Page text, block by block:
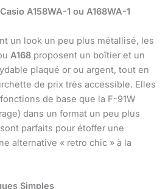
A158WA-1 ou A168WA-1
un look un peu plus métallisé, les
A168 proposent un boîtier et un
plaqué or ou argent, tout en
de prix très accessible. Elles
de base que la F-91W
dans un format un peu plus
parfaits pour étoffer une
alternative « retro chic » à la
Simples